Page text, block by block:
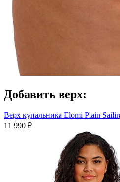
Добавить верх:
Верх купальника Elomi Plain
11 990 ₽